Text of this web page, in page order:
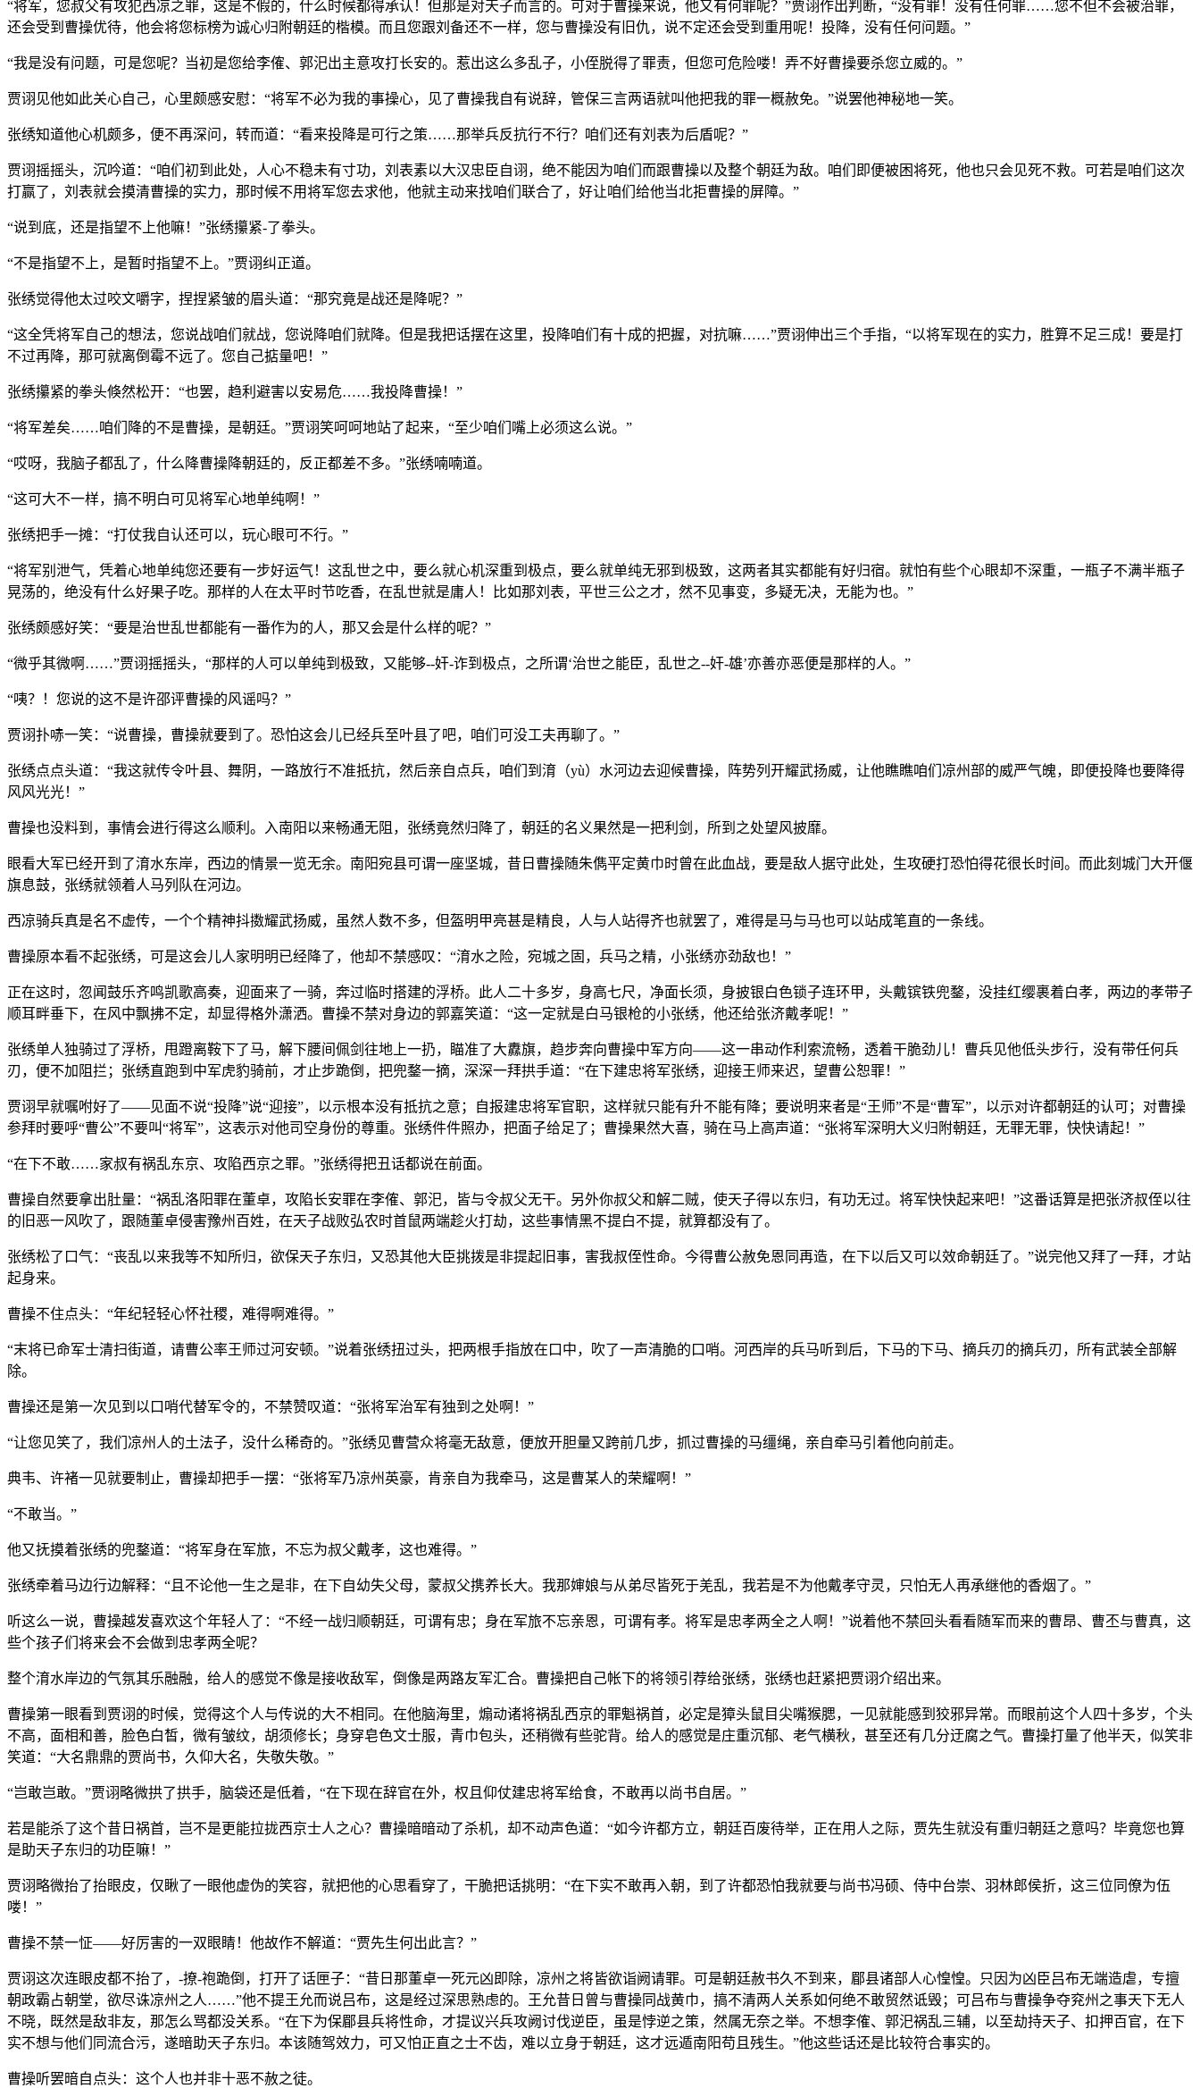
“将军，您叔父有攻犯西凉之罪，这是不假的，什么时候都得承认！但那是对天子而言的。可对于曹操来说，他又有何罪呢？”贾诩作出判断，“没有罪！没有任何罪……您不但不会被治罪，
还会受到曹操优待，他会将您标榜为诚心归附朝廷的楷模。而且您跟刘备还不一样，您与曹操没有旧仇，说不定还会受到重用呢！投降，没有任何问题。”
“我是没有问题，可是您呢？当初是您给李傕、郭汜出主意攻打长安的。惹出这么多乱子，小侄脱得了罪责，但您可危险喽！弄不好曹操要杀您立威的。”
贾诩见他如此关心自己，心里颇感安慰：“将军不必为我的事操心，见了曹操我自有说辞，管保三言两语就叫他把我的罪一概赦免。”说罢他神秘地一笑。
张绣知道他心机颇多，便不再深问，转而道：“看来投降是可行之策……那举兵反抗行不行？咱们还有刘表为后盾呢？”
贾诩摇摇头，沉吟道：“咱们初到此处，人心不稳未有寸功，刘表素以大汉忠臣自诩，绝不能因为咱们而跟曹操以及整个朝廷为敌。咱们即便被困将死，他也只会见死不救。可若是咱们这次
打赢了，刘表就会摸清曹操的实力，那时候不用将军您去求他，他就主动来找咱们联合了，好让咱们给他当北拒曹操的屏障。”
“说到底，还是指望不上他嘛！”张绣攥紧-了拳头。
“不是指望不上，是暂时指望不上。”贾诩纠正道。
张绣觉得他太过咬文嚼字，捏捏紧皱的眉头道：“那究竟是战还是降呢？”
“这全凭将军自己的想法，您说战咱们就战，您说降咱们就降。但是我把话摆在这里，投降咱们有十成的把握，对抗嘛……”贾诩伸出三个手指，“以将军现在的实力，胜算不足三成！要是打
不过再降，那可就离倒霉不远了。您自己掂量吧！”
张绣攥紧的拳头倏然松开：“也罢，趋利避害以安易危……我投降曹操！”
“将军差矣……咱们降的不是曹操，是朝廷。”贾诩笑呵呵地站了起来，“至少咱们嘴上必须这么说。”
“哎呀，我脑子都乱了，什么降曹操降朝廷的，反正都差不多。”张绣喃喃道。
“这可大不一样，搞不明白可见将军心地单纯啊！”
张绣把手一摊：“打仗我自认还可以，玩心眼可不行。”
“将军别泄气，凭着心地单纯您还要有一步好运气！这乱世之中，要么就心机深重到极点，要么就单纯无邪到极致，这两者其实都能有好归宿。就怕有些个心眼却不深重，一瓶子不满半瓶子
晃荡的，绝没有什么好果子吃。那样的人在太平时节吃香，在乱世就是庸人！比如那刘表，平世三公之才，然不见事变，多疑无决，无能为也。”
张绣颇感好笑：“要是治世乱世都能有一番作为的人，那又会是什么样的呢？”
“微乎其微啊……”贾诩摇摇头，“那样的人可以单纯到极致，又能够--奸-诈到极点，之所谓‘治世之能臣，乱世之--奸-雄’亦善亦恶便是那样的人。”
“咦？！您说的这不是许邵评曹操的风谣吗？”
贾诩扑哧一笑：“说曹操，曹操就要到了。恐怕这会儿已经兵至叶县了吧，咱们可没工夫再聊了。”
张绣点点头道：“我这就传令叶县、舞阴，一路放行不准抵抗，然后亲自点兵，咱们到淯（yù）水河边去迎候曹操，阵势列开耀武扬威，让他瞧瞧咱们凉州部的威严气魄，即便投降也要降得
风风光光！”
曹操也没料到，事情会进行得这么顺利。入南阳以来畅通无阻，张绣竟然归降了，朝廷的名义果然是一把利剑，所到之处望风披靡。
眼看大军已经开到了淯水东岸，西边的情景一览无余。南阳宛县可谓一座坚城，昔日曹操随朱儁平定黄巾时曾在此血战，要是敌人据守此处，生攻硬打恐怕得花很长时间。而此刻城门大开偃
旗息鼓，张绣就领着人马列队在河边。
西凉骑兵真是名不虚传，一个个精神抖擞耀武扬威，虽然人数不多，但盔明甲亮甚是精良，人与人站得齐也就罢了，难得是马与马也可以站成笔直的一条线。
曹操原本看不起张绣，可是这会儿人家明明已经降了，他却不禁感叹：“淯水之险，宛城之固，兵马之精，小张绣亦劲敌也！”
正在这时，忽闻鼓乐齐鸣凯歌高奏，迎面来了一骑，奔过临时搭建的浮桥。此人二十多岁，身高七尺，净面长须，身披银白色锁子连环甲，头戴镔铁兜鍪，没挂红缨裹着白孝，两边的孝带子
顺耳畔垂下，在风中飘拂不定，却显得格外潇洒。曹操不禁对身边的郭嘉笑道：“这一定就是白马银枪的小张绣，他还给张济戴孝呢！”
张绣单人独骑过了浮桥，甩蹬离鞍下了马，解下腰间佩剑往地上一扔，瞄准了大纛旗，趋步奔向曹操中军方向——这一串动作利索流畅，透着干脆劲儿！曹兵见他低头步行，没有带任何兵
刃，便不加阻拦；张绣直跑到中军虎豹骑前，才止步跪倒，把兜鍪一摘，深深一拜拱手道：“在下建忠将军张绣，迎接王师来迟，望曹公恕罪！”
贾诩早就嘱咐好了——见面不说“投降”说“迎接”，以示根本没有抵抗之意；自报建忠将军官职，这样就只能有升不能有降；要说明来者是“王师”不是“曹军”，以示对许都朝廷的认可；对曹操
参拜时要呼“曹公”不要叫“将军”，这表示对他司空身份的尊重。张绣件件照办，把面子给足了；曹操果然大喜，骑在马上高声道：“张将军深明大义归附朝廷，无罪无罪，快快请起！”
“在下不敢……家叔有祸乱东京、攻陷西京之罪。”张绣得把丑话都说在前面。
曹操自然要拿出肚量：“祸乱洛阳罪在董卓，攻陷长安罪在李傕、郭汜，皆与令叔父无干。另外你叔父和解二贼，使天子得以东归，有功无过。将军快快起来吧！”这番话算是把张济叔侄以往
的旧恶一风吹了，跟随董卓侵害豫州百姓，在天子战败弘农时首鼠两端趁火打劫，这些事情黑不提白不提，就算都没有了。
张绣松了口气：“丧乱以来我等不知所归，欲保天子东归，又恐其他大臣挑拨是非提起旧事，害我叔侄性命。今得曹公赦免恩同再造，在下以后又可以效命朝廷了。”说完他又拜了一拜，才站
起身来。
曹操不住点头：“年纪轻轻心怀社稷，难得啊难得。”
“末将已命军士清扫街道，请曹公率王师过河安顿。”说着张绣扭过头，把两根手指放在口中，吹了一声清脆的口哨。河西岸的兵马听到后，下马的下马、摘兵刃的摘兵刃，所有武装全部解
除。
曹操还是第一次见到以口哨代替军令的，不禁赞叹道：“张将军治军有独到之处啊！”
“让您见笑了，我们凉州人的土法子，没什么稀奇的。”张绣见曹营众将毫无敌意，便放开胆量又跨前几步，抓过曹操的马缰绳，亲自牵马引着他向前走。
典韦、许褚一见就要制止，曹操却把手一摆：“张将军乃凉州英豪，肯亲自为我牵马，这是曹某人的荣耀啊！”
“不敢当。”
他又抚摸着张绣的兜鍪道：“将军身在军旅，不忘为叔父戴孝，这也难得。”
张绣牵着马边行边解释：“且不论他一生之是非，在下自幼失父母，蒙叔父携养长大。我那婶娘与从弟尽皆死于羌乱，我若是不为他戴孝守灵，只怕无人再承继他的香烟了。”
听这么一说，曹操越发喜欢这个年轻人了：“不经一战归顺朝廷，可谓有忠；身在军旅不忘亲恩，可谓有孝。将军是忠孝两全之人啊！”说着他不禁回头看看随军而来的曹昂、曹丕与曹真，这
些个孩子们将来会不会做到忠孝两全呢？
整个淯水岸边的气氛其乐融融，给人的感觉不像是接收敌军，倒像是两路友军汇合。曹操把自己帐下的将领引荐给张绣，张绣也赶紧把贾诩介绍出来。
曹操第一眼看到贾诩的时候，觉得这个人与传说的大不相同。在他脑海里，煽动诸将祸乱西京的罪魁祸首，必定是獐头鼠目尖嘴猴腮，一见就能感到狡邪异常。而眼前这个人四十多岁，个头
不高，面相和善，脸色白皙，微有皱纹，胡须修长；身穿皂色文士服，青巾包头，还稍微有些驼背。给人的感觉是庄重沉郁、老气横秋，甚至还有几分迂腐之气。曹操打量了他半天，似笑非
笑道：“大名鼎鼎的贾尚书，久仰大名，失敬失敬。”
“岂敢岂敢。”贾诩略微拱了拱手，脑袋还是低着，“在下现在辞官在外，权且仰仗建忠将军给食，不敢再以尚书自居。”
若是能杀了这个昔日祸首，岂不是更能拉拢西京士人之心？曹操暗暗动了杀机，却不动声色道：“如今许都方立，朝廷百废待举，正在用人之际，贾先生就没有重归朝廷之意吗？毕竟您也算
是助天子东归的功臣嘛！”
贾诩略微抬了抬眼皮，仅瞅了一眼他虚伪的笑容，就把他的心思看穿了，干脆把话挑明：“在下实不敢再入朝，到了许都恐怕我就要与尚书冯硕、侍中台崇、羽林郎侯折，这三位同僚为伍
喽！”
曹操不禁一怔——好厉害的一双眼睛！他故作不解道：“贾先生何出此言？”
贾诩这次连眼皮都不抬了，-撩-袍跪倒，打开了话匣子：“昔日那董卓一死元凶即除，凉州之将皆欲诣阙请罪。可是朝廷赦书久不到来，郿县诸部人心惶惶。只因为凶臣吕布无端造虐，专擅
朝政霸占朝堂，欲尽诛凉州之人……”他不提王允而说吕布，这是经过深思熟虑的。王允昔日曾与曹操同战黄巾，搞不清两人关系如何绝不敢贸然诋毁；可吕布与曹操争夺兖州之事天下无人
不晓，既然是敌非友，那怎么骂都没关系。“在下为保郿县兵将性命，才提议兴兵攻阙讨伐逆臣，虽是悖逆之策，然属无奈之举。不想李傕、郭汜祸乱三辅，以至劫持天子、扣押百官，在下
实不想与他们同流合污，遂暗助天子东归。本该随驾效力，可又怕正直之士不齿，难以立身于朝廷，这才远遁南阳苟且残生。”他这些话还是比较符合事实的。
曹操听罢暗自点头：这个人也并非十恶不赦之徒。